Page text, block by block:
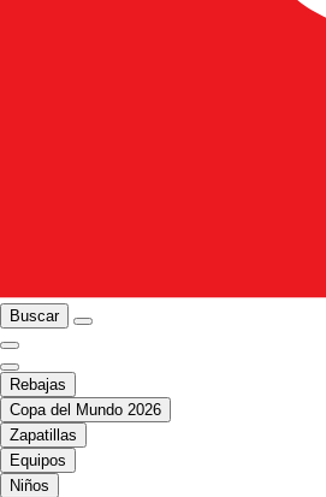
Buscar
Rebajas
Copa del Mundo 2026
Zapatillas
Equipos
Niños